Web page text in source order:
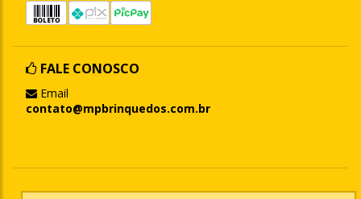
FALE CONOSCO
Email
contato@mpbrinquedos.com.br